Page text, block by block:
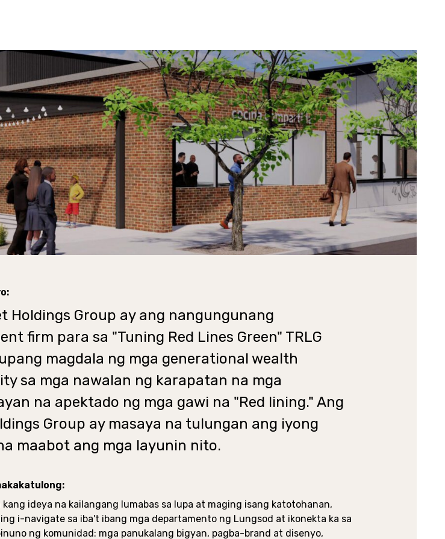
Holdings Group ay ang nangungunang
firm para sa "Tuning Red Lines Green" TRLG
magdala ng mga generational wealth
sa mga nawalan ng karapatan na mga
na apektado ng mga gawi na "Red lining." Ang
Group ay masaya na tulungan ang iyong
maabot ang mga layunin nito.
kang ideya na kailangang lumabas sa lupa at maging isang katotohanan,
i-navigate sa iba't ibang mga departamento ng Lungsod at ikonekta ka sa
ng komunidad: mga panukalang bigyan, pagba-brand at disenyo,